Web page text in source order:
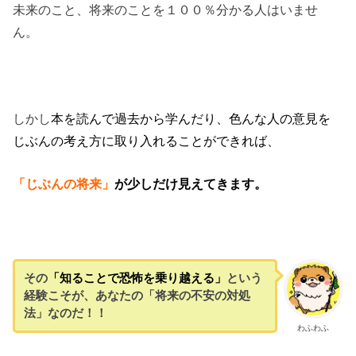
未来のこと、将来のことを１００％分かる人はいませ
ん。
しかし本を読んで過去から学んだり、色んな人の意見を
じぶんの考え方に取り入れることができれば、
「じぶんの将来」が少しだけ見えてきます。
わふわふ
その「知ることで恐怖を乗り越える」
という
経験こそが、あなたの「将来の不安の対処
法」なのだ！！